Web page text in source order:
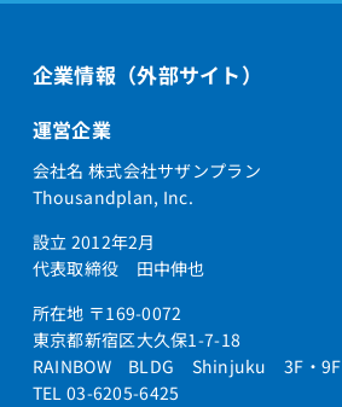
企業情報（外部サイト）
運営企業
会社名 株式会社サザンプラン
Thousandplan, Inc.
設立 2012年2月
代表取締役 田中伸也
所在地 〒169-0072
東京都新宿区大久保1-7-18
RAINBOW BLDG Shinjuku 3F・9F
TEL 03-6205-6425